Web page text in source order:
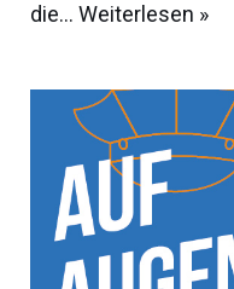
die… Weiterlesen »